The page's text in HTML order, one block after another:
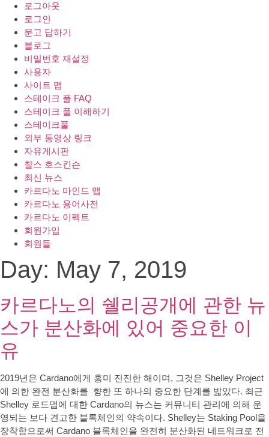
로그아웃
로그인
문고 답하기
블로그
비밀번호 재설정
사용자
사이트 맵
스테이크 풀 FAQ
스테이크 풀 이해하기
스테이크풀
외부 동영상 링크
자유게시판
찰스 호스킨슨
최신 뉴스
카르다노 마인드 맵
카르다노 용어사전
카르다노 이펙트
회원가입
회원들
Day: May 7, 2019
카르다노의 쉘리공개에 관한 뉴
스가 분산화에 있어 중요한 이
유
2019년은 Cardano에게 흥미 진진한 해이며, 그것은 Shelley Project
에 의한 완전 분산화를 향한 또 하나의 중요한 단계를 밟았다. 최근
Shelley 로드맵에 대한 Cardano의 뉴스는 커뮤니티 관리에 의해 운
영되는 보다 견고한 블록체인의 약속이다. Shelley는 Staking Pool을
장착함으로써 Cardano 블록체인을 완전히 분산화된 네트워크로 전